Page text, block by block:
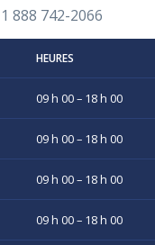
1 888 742-2066
HEURES
09 h 00 – 18 h 00
09 h 00 – 18 h 00
09 h 00 – 18 h 00
09 h 00 – 18 h 00